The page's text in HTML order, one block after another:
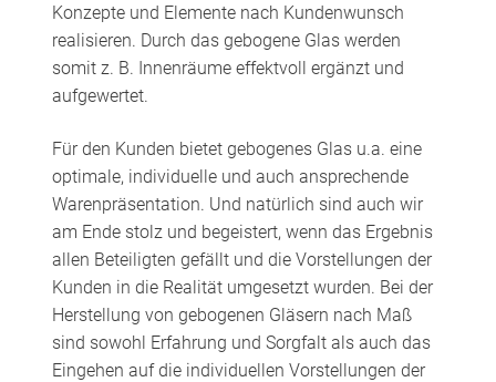
Konzepte und Elemente nach Kundenwunsch
realisieren. Durch das gebogene Glas werden
somit z. B. Innenräume effektvoll ergänzt und
aufgewertet.
Für den Kunden bietet gebogenes Glas u.a. eine
optimale, individuelle und auch ansprechende
Warenpräsentation. Und natürlich sind auch wir
am Ende stolz und begeistert, wenn das Ergebnis
allen Beteiligten gefällt und die Vorstellungen der
Kunden in die Realität umgesetzt wurden. Bei der
Herstellung von gebogenen Gläsern nach Maß
sind sowohl Erfahrung und Sorgfalt als auch das
Eingehen auf die individuellen Vorstellungen der